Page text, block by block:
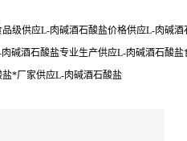
级供应L-肉碱酒石酸盐价格供应L-肉碱
碱酒石酸盐专业生产供应L-肉碱酒石酸
*厂家供应L-肉碱酒石酸盐